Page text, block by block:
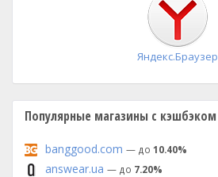
Яндекс.Браузер
Популярные магазины с кэшбэком
banggood.com — до 10.40%
answear.ua — до 7.20%